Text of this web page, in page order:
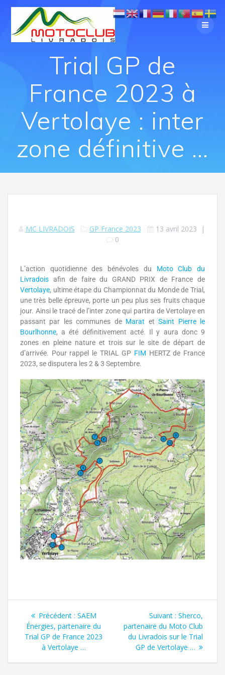
Trial GP de
France 2023 à
Vertolaye : inter
zone définitive …
MC LIVRADOIS GP France 2023 13 avril 2023 |
0
L’action quotidienne des bénévoles du Moto Club du
Livradois afin de faire du GRAND PRIX de France de
Vertolaye, ultime étape du Championnat du Monde de Trial,
une très belle épreuve, porte un peu plus ses fruits chaque
jour. Ainsi le tracé de l’inter zone qui partira de Vertolaye en
passant par les communes de Marat etSaint Pierre le
Bourlhonne, a été définitivement acté. Il y aura donc 9
zones en pleine nature et trois sur le site de départ de
d’arrivée. Pour rappel le TRIAL GP FIM HERTZ de France
2023, se disputera les 2 & 3 Septembre.
Précédent : SAEM
Énergies, partenaire du
Trial GP de France 2023
à Vertolaye …
Suivant : Sherco,
partenaire du Moto Club
du Livradois sur le Trial
GP de Vertolaye …